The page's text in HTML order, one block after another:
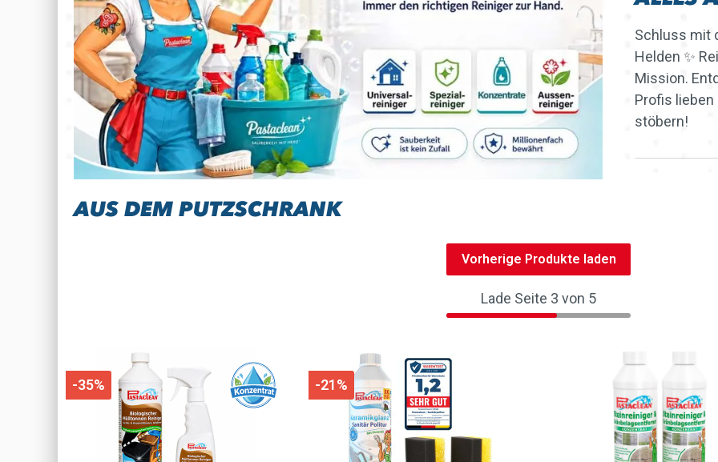
Schluss mit
Helden ✨
Mission.
Profis
stöbern!
AUS DEM PUTZSCHRANK
Vorherige Produkte laden
Lade Seite 3 von 5
-35% -21%